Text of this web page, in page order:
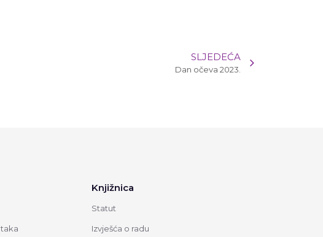
SLJEDEĆA
Dan očeva 2023.
Knjižnica
Statut
Izvješća o radu